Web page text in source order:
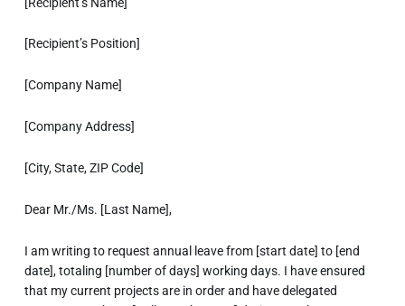
[Recipient’s Position]
[Company Name]
[Company Address]
[City, State, ZIP Code]
Dear Mr./Ms. [Last Name],
I am writing to request annual leave from [start date] to [end
date], totaling [number of days] working days. I have ensured
that my current projects are in order and have delegated